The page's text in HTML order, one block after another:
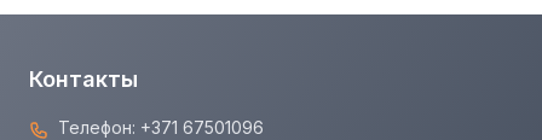
Контакты
Телефон: +371 67501096